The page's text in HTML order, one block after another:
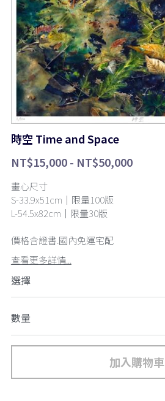
時空 Time and Space
NT$15,000 - NT$50,000
畫心尺寸
S-33.9x51cm｜限量100版
L-54.5x82cm｜限量30版
價格含證書.國內免運宅配
查看更多詳情...
選擇
數量
加入購物車